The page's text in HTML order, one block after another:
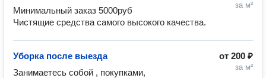
за м²
Минимальный заказ 5000руб
Чистящие средства самого высокого качества.
от 200 ₽
за м²
Уборка после выезда
Занимаетесь собой , покупками,